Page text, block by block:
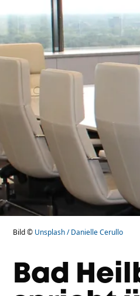
Bild © Unsplash / Danielle Cerullo
Bad